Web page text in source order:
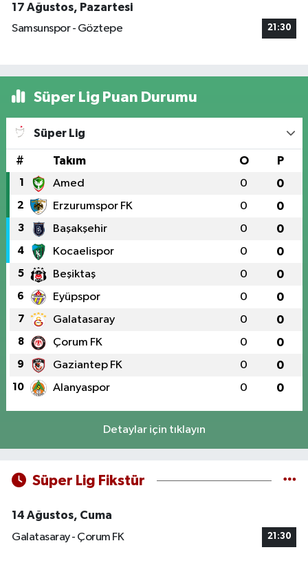
17 Ağustos, Pazartesi
Samsunspor - Göztepe
21:30
Süper Lig Puan Durumu
Süper Lig
# Takım O P
1 Amed 0 0
2 Erzurumspor FK 0 0
3 Başakşehir 0 0
4 Kocaelispor 0 0
5 Beşiktaş 0 0
6 Eyüpspor 0 0
7 Galatasaray 0 0
8 Çorum FK 0 0
9 Gaziantep FK 0 0
10 Alanyaspor 0 0
Detaylar için tıklayın
Süper Lig Fikstür
14 Ağustos, Cuma
Galatasaray - Çorum FK
21:30